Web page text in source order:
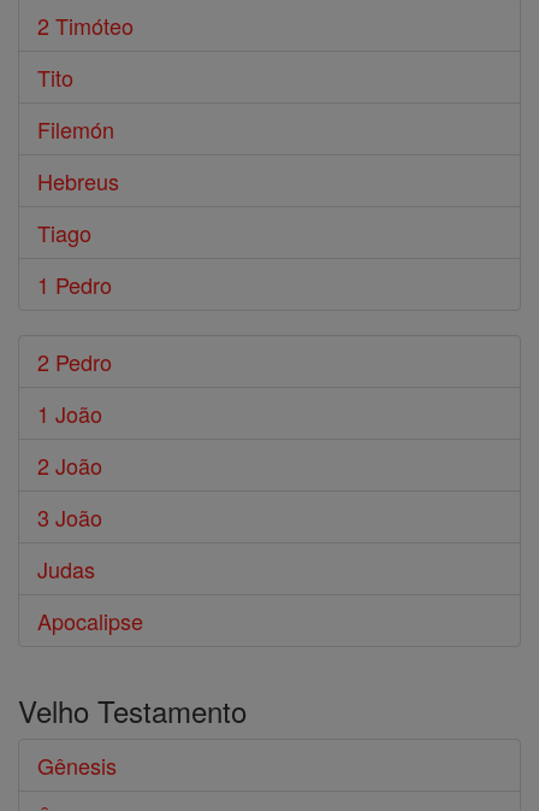
2 Timóteo
Tito
Filemón
Hebreus
Tiago
1 Pedro
2 Pedro
1 João
2 João
3 João
Judas
Apocalipse
Velho Testamento
Gênesis